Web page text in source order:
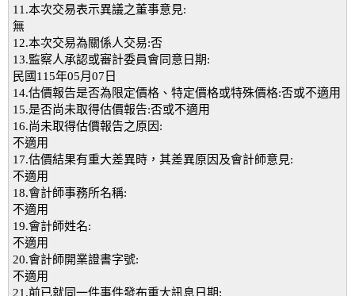
11.本次交易表示異議之董事意見:
無
12.本次交易為關係人交易:否
13.監察人承認或審計委員會同意日期:
民國115年05月07日
14.估價報告是否為限定價格、特定價格或特殊價格:否或不適用
15.是否尚未取得估價報告:否或不適用
16.尚未取得估價報告之原因:
不適用
17.估價結果有重大差異時，其差異原因及會計師意見:
不適用
18.會計師事務所名稱:
不適用
19.會計師姓名:
不適用
20.會計師開業證書字號:
不適用
21.前已就同一件事件發布重大訊息日期: